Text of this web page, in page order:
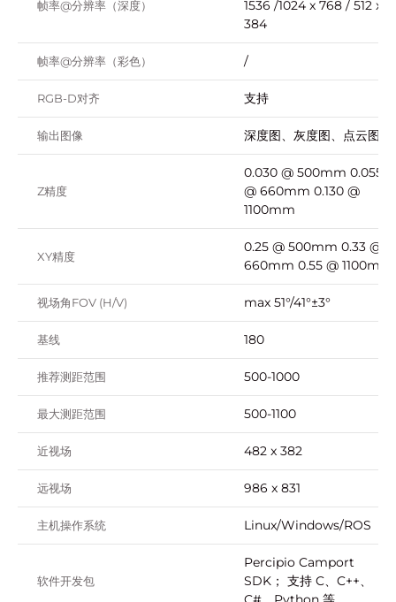
帧率@分辨率（深度）
1536 /1024 x 768 / 512 x
384
帧率@分辨率（彩色） /
RGB-D对齐 支持
输出图像 深度图、灰度图、点云图
Z精度
0.030 @ 500mm 0.055
@ 660mm 0.130 @
1100mm
XY精度
0.25 @ 500mm 0.33 @
660mm 0.55 @ 1100mm
视场角FOV (H/V) max 51°/41°±3°
基线 180
推荐测距范围 500-1000
最大测距范围 500-1100
近视场 482 x 382
远视场 986 x 831
主机操作系统 Linux/Windows/ROS
软件开发包
Percipio Camport
SDK； 支持 C、C++、